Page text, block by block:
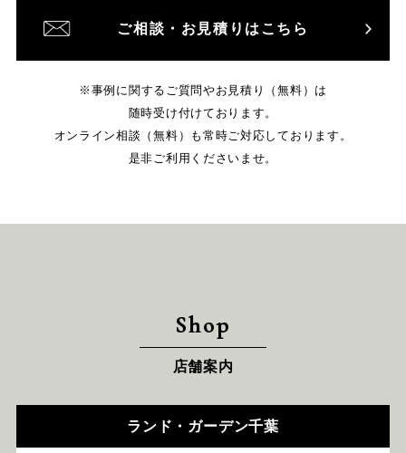
ご相談・お見積りはこちら
※事例に関するご質問やお見積り（無料）は
随時受け付けております。
オンライン相談（無料）も常時ご対応しております。
是非ご利用くださいませ。
Shop
店舗案内
ランド・ガーデン千葉